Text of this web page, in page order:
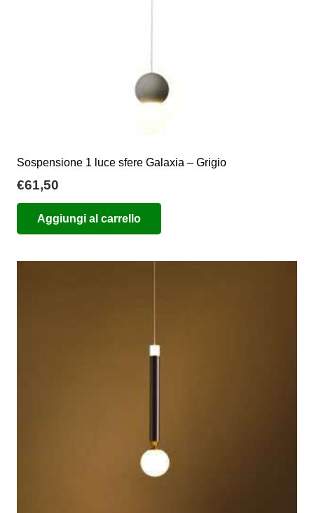
Sospensione 1 luce sfere Galaxia – Grigio
€61,50
Aggiungi al carrello